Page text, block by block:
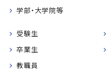
学部・大学院等
受験生
卒業生
教職員